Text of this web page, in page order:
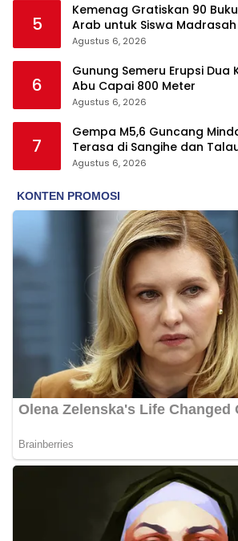
5
Kemenag Gratiskan 90
Arab untuk Siswa
Agustus 6, 2026
6
Gunung Semeru Erupsi Dua
Abu Capai 800 Meter
Agustus 6, 2026
7
Gempa M5,6 Guncang
Terasa di Sangihe dan
Agustus 6, 2026